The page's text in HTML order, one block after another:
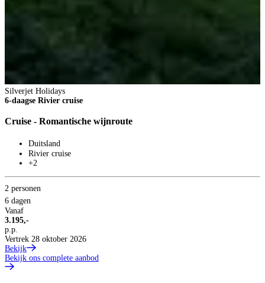
Silverjet Holidays
6-daagse Rivier cruise
Cruise - Romantische wijnroute
Duitsland
Rivier cruise
+2
2 personen
6 dagen
Vanaf
3.195,-
p.p.
Vertrek 28 oktober 2026
Bekijk
Bekijk ons complete aanbod